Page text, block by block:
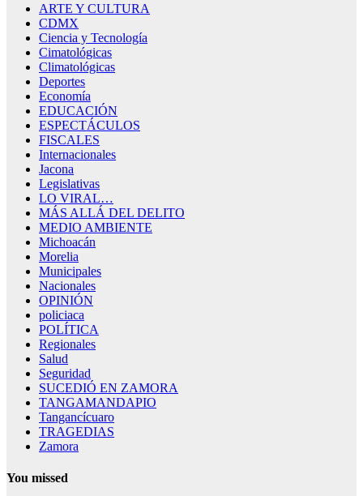
ARTE Y CULTURA
CDMX
Ciencia y Tecnología
Cimatológicas
Climatológicas
Deportes
Economía
EDUCACIÓN
ESPECTÁCULOS
FISCALES
Internacionales
Jacona
Legislativas
LO VIRAL…
MÁS ALLÁ DEL DELITO
MEDIO AMBIENTE
Michoacán
Morelia
Municipales
Nacionales
OPINIÓN
policiaca
POLÍTICA
Regionales
Salud
Seguridad
SUCEDIÓ EN ZAMORA
TANGAMANDAPIO
Tangancícuaro
TRAGEDIAS
Zamora
You missed